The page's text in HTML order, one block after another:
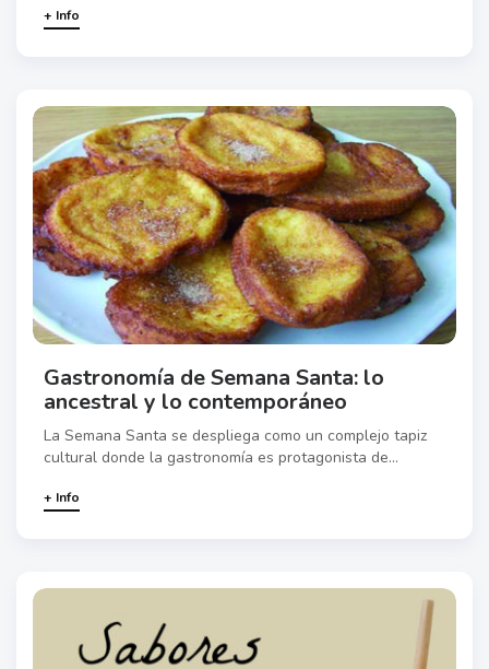
+ Info
Gastronomía de Semana Santa: lo
ancestral y lo contemporáneo
La Semana Santa se despliega como un complejo tapiz
cultural donde la gastronomía es protagonista de...
+ Info